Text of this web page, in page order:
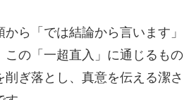
ら「では結論から言います」
この「一超直入」に通じるもの
削ぎ落とし、真意を伝える潔さ